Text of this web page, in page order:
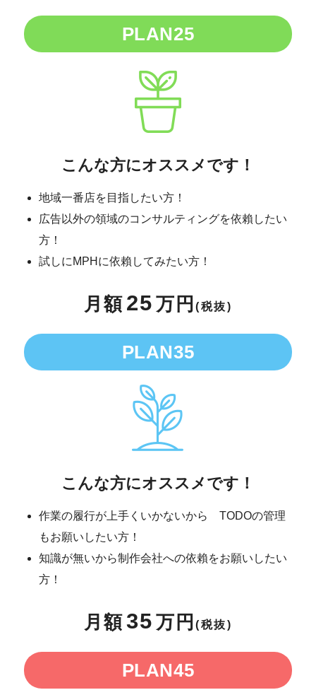
PLAN25
こんな方にオススメです！
地域一番店を目指したい方！
広告以外の領域のコンサルティングを依賴したい
方！
試しにMPHに依賴してみたい方！
月額 25 万円(税抜)
PLAN35
こんな方にオススメです！
作業の履行が上手くいかないから TODOの管理
もお願いしたい方！
知識が無いから制作会社への依賴をお願いしたい
方！
月額35 万円(税抜)
PLAN45